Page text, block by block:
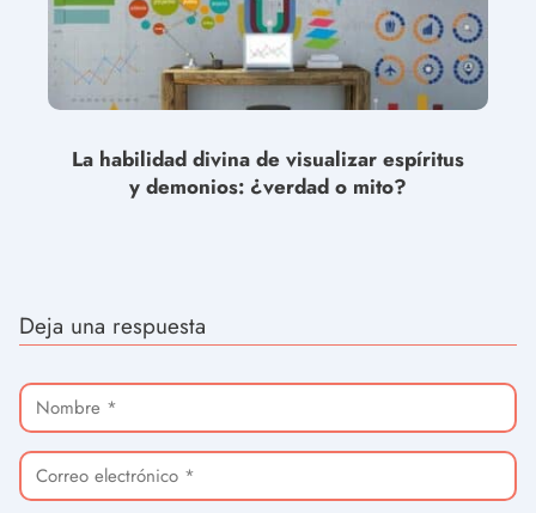
La habilidad divina de visualizar espíritus
y demonios: ¿verdad o mito?
Deja una respuesta